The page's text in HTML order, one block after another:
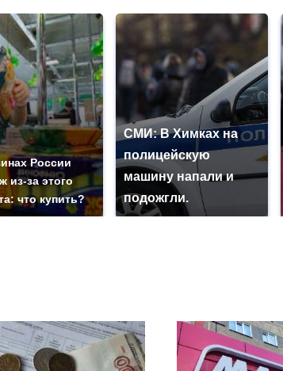
России
из-за этого
что купить?
СМИ: В Химках на
полицейскую
машину напали и
подожгли.